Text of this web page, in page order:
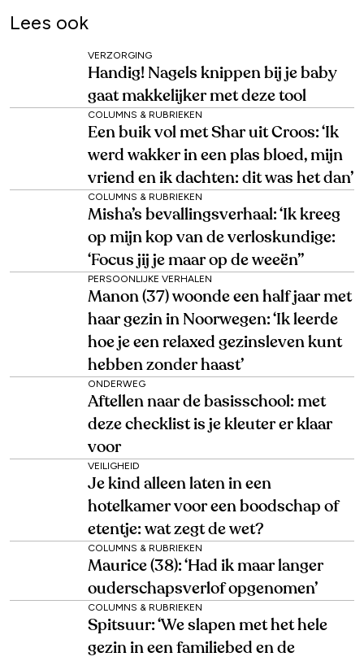
Lees ook
VERZORGING
Handig! Nagels knippen bij je baby
gaat makkelijker met deze tool
COLUMNS & RUBRIEKEN
Een buik vol met Shar uit Croos: ‘Ik
werd wakker in een plas bloed, mijn
vriend en ik dachten: dit was het dan’
COLUMNS & RUBRIEKEN
Misha’s bevallingsverhaal: ‘Ik kreeg
op mijn kop van de verloskundige:
‘Focus jij je maar op de weeën’’
PERSOONLIJKE VERHALEN
Manon (37) woonde een half jaar met
haar gezin in Noorwegen: ‘Ik leerde
hoe je een relaxed gezinsleven kunt
hebben zonder haast’
ONDERWEG
Aftellen naar de basisschool: met
deze checklist is je kleuter er klaar
voor
VEILIGHEID
Je kind alleen laten in een
hotelkamer voor een boodschap of
etentje: wat zegt de wet?
COLUMNS & RUBRIEKEN
Maurice (38): ‘Had ik maar langer
ouderschapsverlof opgenomen’
COLUMNS & RUBRIEKEN
Spitsuur: ‘We slapen met het hele
gezin in een familiebed en de